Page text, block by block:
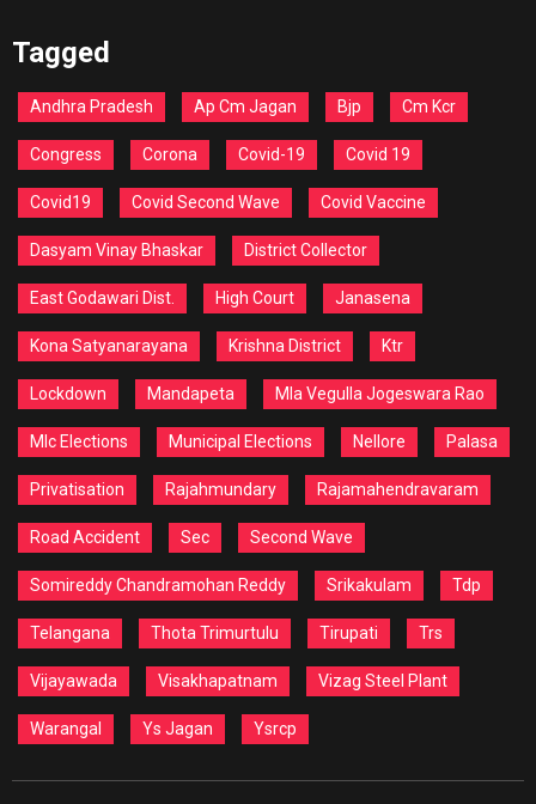
Tagged
Andhra Pradesh Ap Cm Jagan Bjp Cm Kcr
Congress Corona Covid-19 Covid 19
Covid19 Covid Second Wave Covid Vaccine
Dasyam Vinay Bhaskar District Collector
East Godawari Dist. High Court Janasena
Kona Satyanarayana Krishna District Ktr
Lockdown Mandapeta Mla Vegulla Jogeswara Rao
Mlc Elections Municipal Elections Nellore Palasa
Privatisation Rajahmundary Rajamahendravaram
Road Accident Sec Second Wave
Somireddy Chandramohan Reddy Srikakulam Tdp
Telangana Thota Trimurtulu Tirupati Trs
Vijayawada Visakhapatnam Vizag Steel Plant
Warangal Ys Jagan Ysrcp